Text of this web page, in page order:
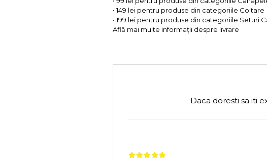
• 149 lei pentru produse din categoriile Coltare
• 199 lei pentru produse din categoriile Seturi
Află mai multe informații despre livrare
Daca doresti sa iti